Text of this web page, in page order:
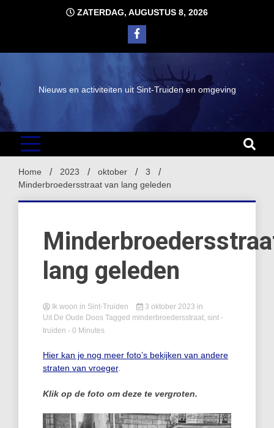
ZATERDAG, AUGUSTUS 8, 2026
Nieuws en activiteiten uit Sint-Truiden en omgeving
Home 2023 oktober
3
Minderbroedersstraat van lang geleden
lang geleden
Ik woon in Sint-Truiden 3 oktober 2023 in
Uit De Oude Doos Tagged minderbroedersstraat, sint -
truiden - 0 Minutes
Hier kan je nog meer foto’s bekijken van andere
straten van vroeger.
Klik op de foto om deze te vergroten.